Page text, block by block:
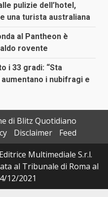
pulizie dell’hotel,
una turista australiana
al Pantheon è
rovente
i 33 gradi: “Sta
i nubifragi e
di Blitz Quotidiano
Disclaimer
Feed
Multimediale S.r.l.
al Tribunale di Roma al
12/2021